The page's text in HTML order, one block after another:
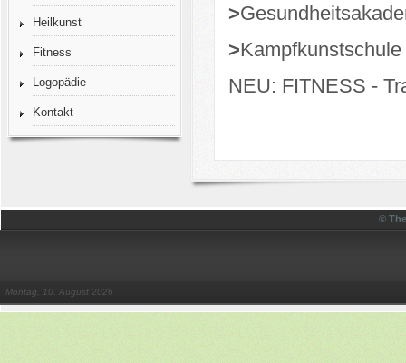
Heilkunst
Fitness
Logopädie
Kontakt
>
>
NEU: FITNESS -
©
Montag, 10. August 2026